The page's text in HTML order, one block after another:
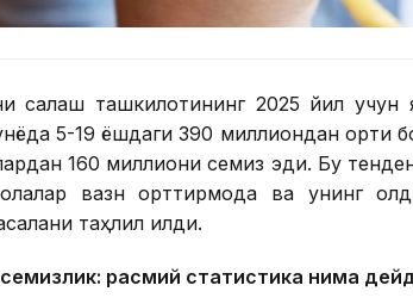
сақлаш ташкилотининг 2025 йил учун
5-19 ёшдаги 390 миллиондан ортиқ
160 миллиони семиз эди. Бу
вазн орттирмоқда ва унинг
таҳлил қилди.
расмий статистика нима